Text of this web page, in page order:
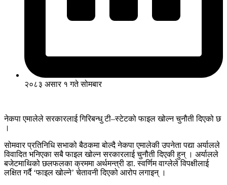
२०८३ असार १ गते सोमबार
नेकपा एमालेले सरकारलाई गिरिबन्धु टी–स्टेटको फाइल खोल्न चुनौती दिएको छ
।
सोमवार प्रतिनिधि सभाको बैठकमा बोल्दै नेकपा एमालेकी उपनेता पद्या अर्यालले
विवादित भनिएका सबै फाइल खोल्न सरकारलाई चुनौती दिएकी हुन् । अर्यालले
बजेटमाथिको छलफलका क्रममा अर्थमन्त्री डा. स्वर्णिम वाग्लेले विपक्षीलाई
लक्षित गर्दै ‘फाइल खोल्ने’ चेतावनी दिएको आरोप लगाइन् ।